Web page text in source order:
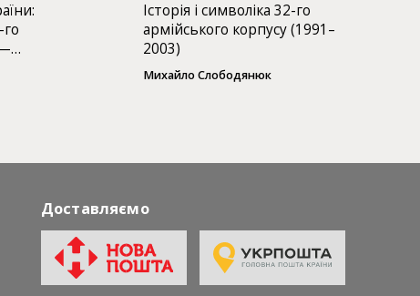
го
Історія і символіка 32-го
армійського корпусу (1991–
2003)
Михайло Слободянюк
Доставляємо